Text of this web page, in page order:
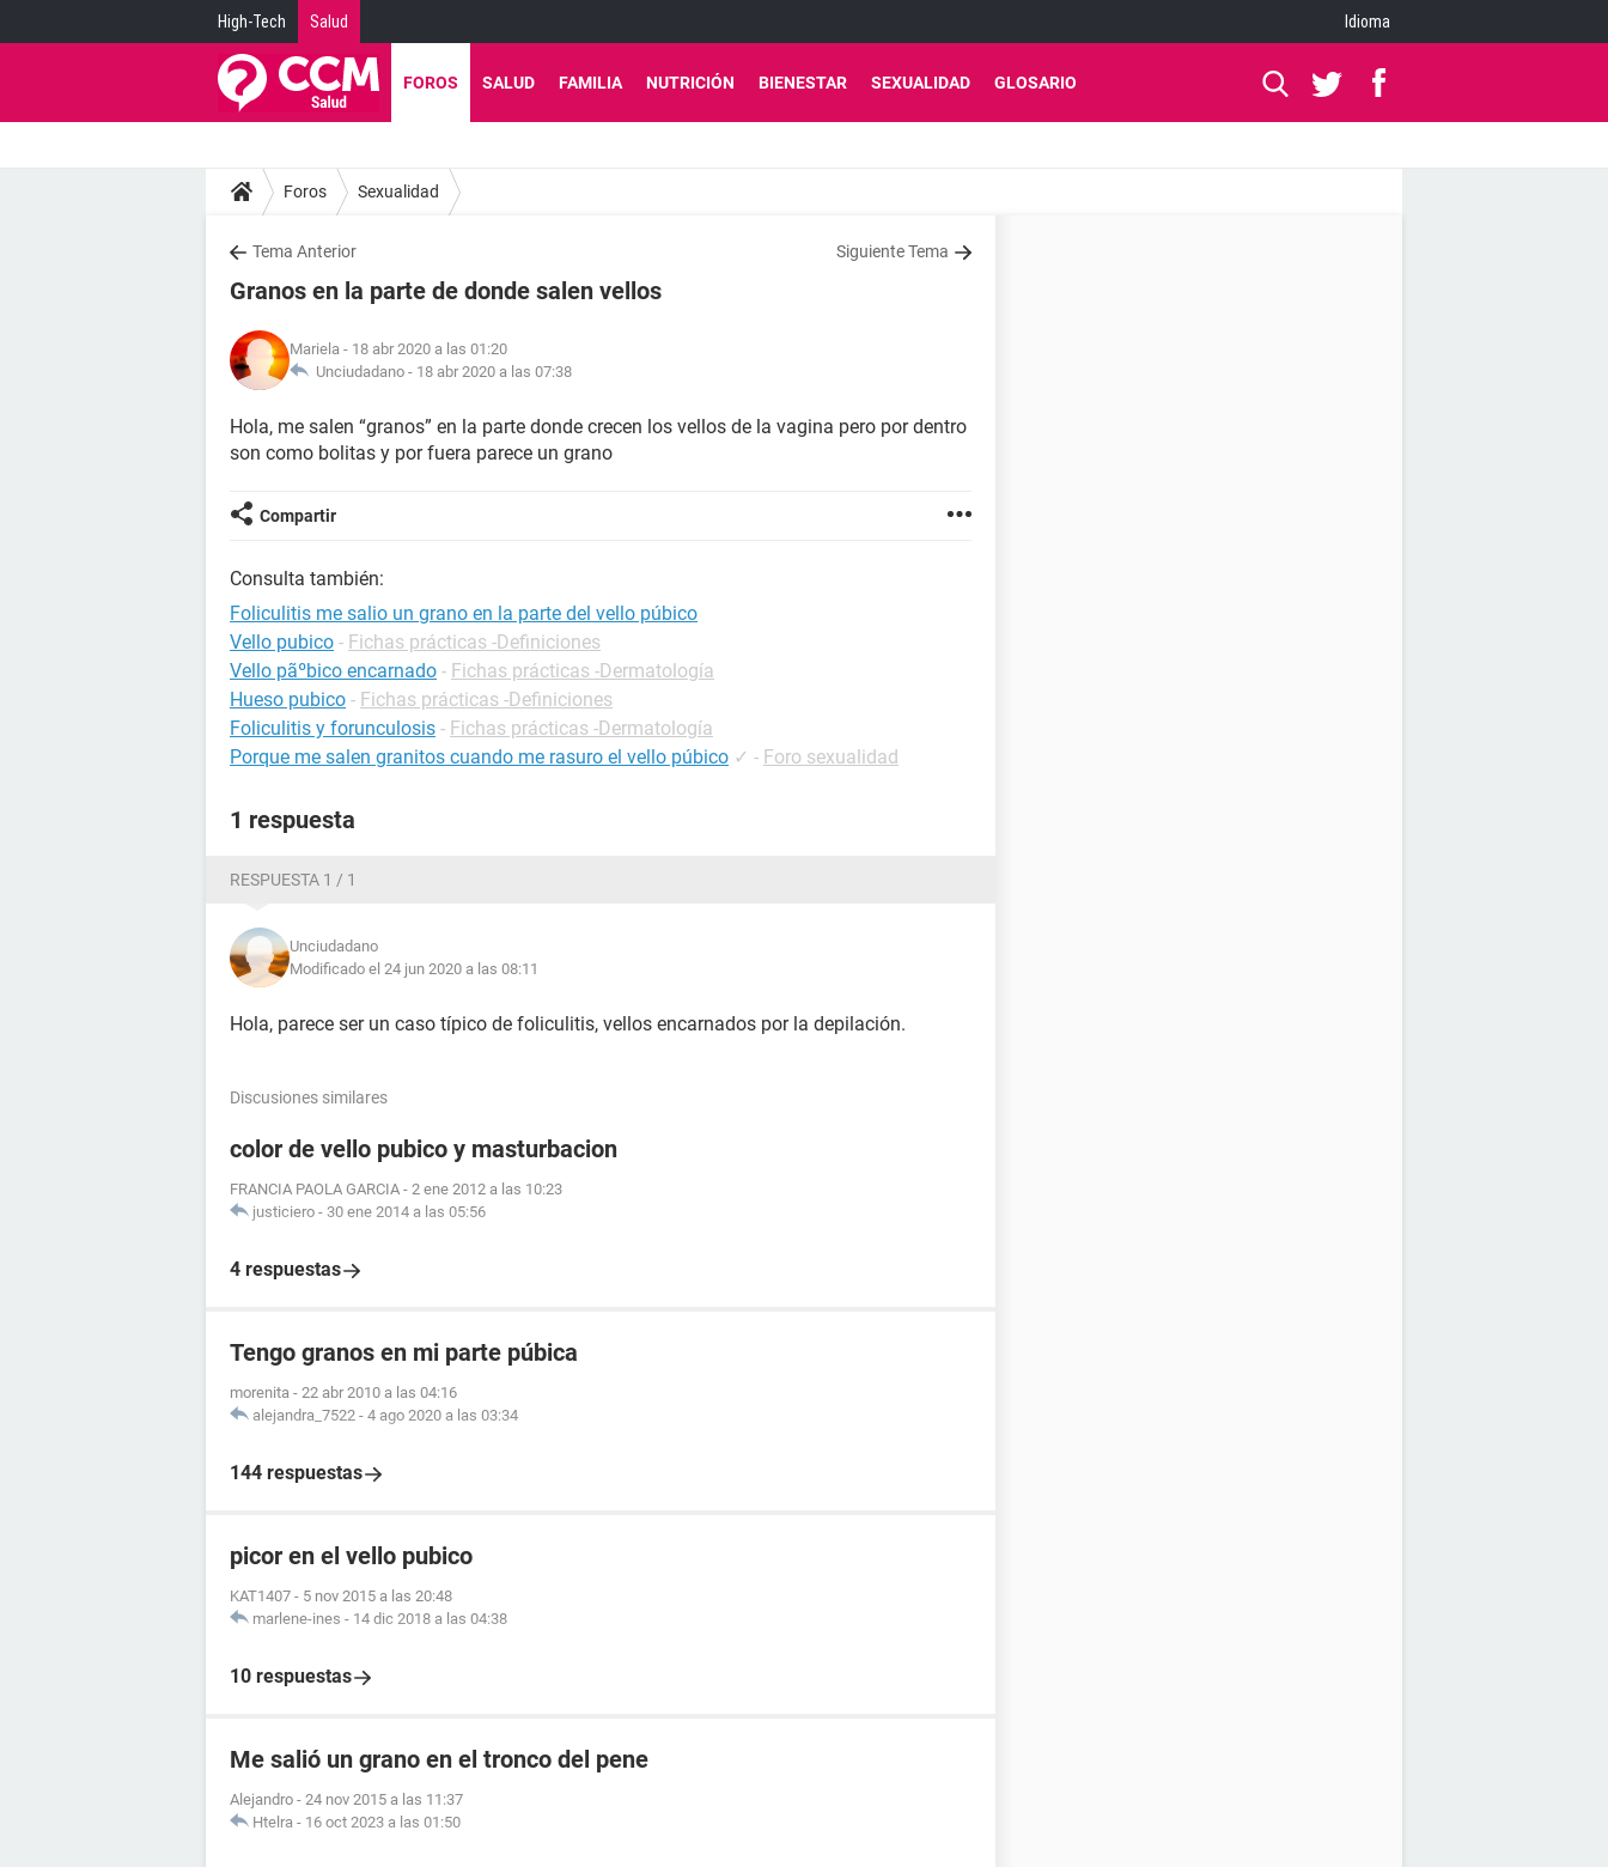
High-Tech Salud Idioma
FOROS SALUD FAMILIA NUTRICIÓN BIENESTAR SEXUALIDAD GLOSARIO
Foros Sexualidad
Tema Anterior Siguiente Tema
Granos en la parte de donde salen vellos
Mariela - 18 abr 2020 a las 01:20
Unciudadano - 18 abr 2020 a las 07:38
Hola, me salen “granos” en la parte donde crecen los vellos de la vagina pero por dentro
son como bolitas y por fuera parece un grano
Compartir
Consulta también:
Foliculitis me salio un grano en la parte del vello púbico
Vello pubico - Fichas prácticas -Definiciones
Vello pãºbico encarnado - Fichas prácticas -Dermatología
Hueso pubico - Fichas prácticas -Definiciones
Foliculitis y forunculosis - Fichas prácticas -Dermatología
Porque me salen granitos cuando me rasuro el vello púbico ✓ - Foro sexualidad
1 respuesta
RESPUESTA 1 / 1
Unciudadano
Modificado el 24 jun 2020 a las 08:11
Hola, parece ser un caso típico de foliculitis, vellos encarnados por la depilación.
Discusiones similares
color de vello pubico y masturbacion
FRANCIA PAOLA GARCIA - 2 ene 2012 a las 10:23
justiciero - 30 ene 2014 a las 05:56
4 respuestas
Tengo granos en mi parte púbica
morenita - 22 abr 2010 a las 04:16
alejandra_7522 - 4 ago 2020 a las 03:34
144 respuestas
picor en el vello pubico
KAT1407 - 5 nov 2015 a las 20:48
marlene-ines - 14 dic 2018 a las 04:38
10 respuestas
Me salió un grano en el tronco del pene
Alejandro - 24 nov 2015 a las 11:37
Htelra - 16 oct 2023 a las 01:50